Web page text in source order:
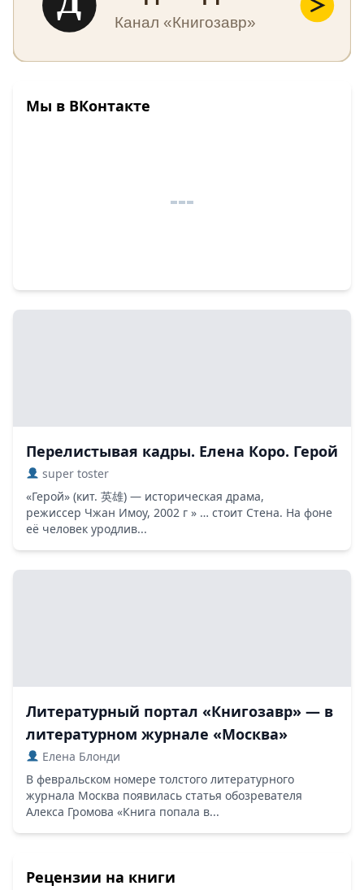
Перелистывая кадры. Елена Коро. Герой
super toster
«Герой» (кит. 英雄) — историческая драма,
режиссер Чжан Имоу, 2002 г » … стоит Стена. На фоне
её человек уродлив...
Литературный портал «Книгозавр» — в
литературном журнале «Москва»
Елена Блонди
В февральском номере толстого литературного
журнала Москва появилась статья обозревателя
Алекса Громова «Книга попала в...
Рецензии на книги
Канал «Книгозавр»
Мы в ВКонтакте